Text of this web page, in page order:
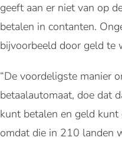
geeft aan er niet van op
betalen in contanten.
bijvoorbeeld door geld te
“De voordeligste manier
betaalautomaat, doe dat
kunt betalen en geld kunt
omdat die in 210 landen